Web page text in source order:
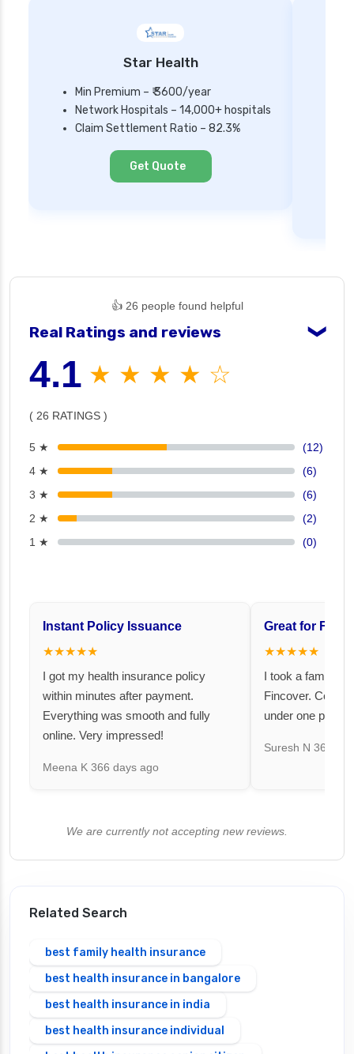
Star Health
Min Premium – ₹ 3600/year
Network Hospitals – 14,000+ hospitals
Claim Settlement Ratio – 82.3%
Get Quote
👍 26 people found helpful
Real Ratings and reviews ❯
4.1 ★ ★ ★ ★ ☆
( 26 RATINGS )
5 ★
(12)
4 ★
(6)
3 ★
(6)
2 ★
(2)
1 ★
(0)
Instant Policy Issuance
★★★★★
I got my health insurance policy
within minutes after payment.
Everything was smooth and fully
online. Very impressed!
Meena K 366 days ago
Great for
★★★★★
I took a family
Fincover.
under one
Suresh N 367
We are currently not accepting new reviews.
Related Search
best family health insurance
best health insurance in bangalore
best health insurance in india
best health insurance individual